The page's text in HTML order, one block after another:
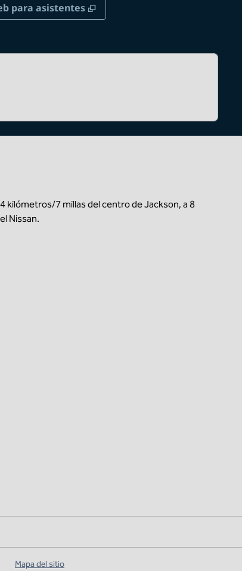
para asistentes ,
kilómetros/7 millas del centro de Jackson, a 8
Nissan.
Mapa del sitio